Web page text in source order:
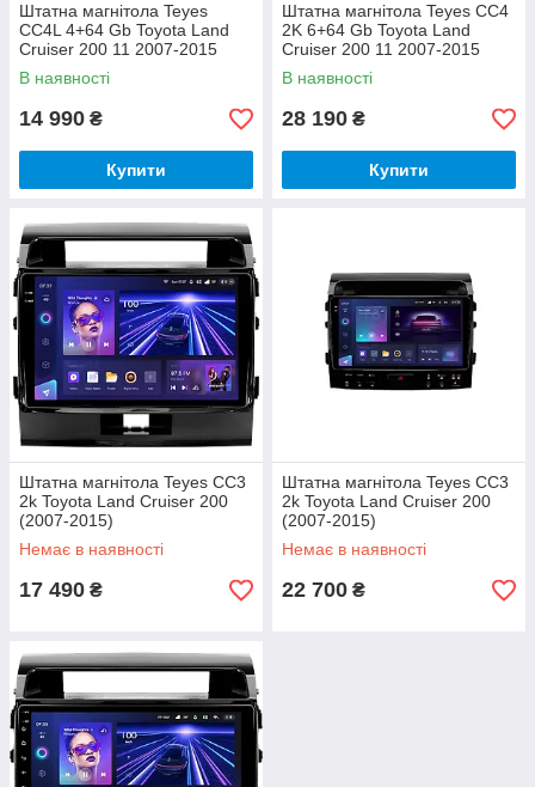
Штатна магнітола Teyes
CC4L 4+64 Gb Toyota Land
Cruiser 200 11 2007-2015
(F1) 10"
В наявності
14 990 ₴
Купити
Штатна магнітола Teyes CC4
2K 6+64 Gb Toyota Land
Cruiser 200 11 2007-2015
(F3) (A) 10"
В наявності
28 190 ₴
Купити
Штатна магнітола Teyes CC3
2k Toyota Land Cruiser 200
(2007-2015)
Немає в наявності
17 490 ₴
Штатна магнітола Teyes CC3
2k Toyota Land Cruiser 200
(2007-2015)
Немає в наявності
22 700 ₴